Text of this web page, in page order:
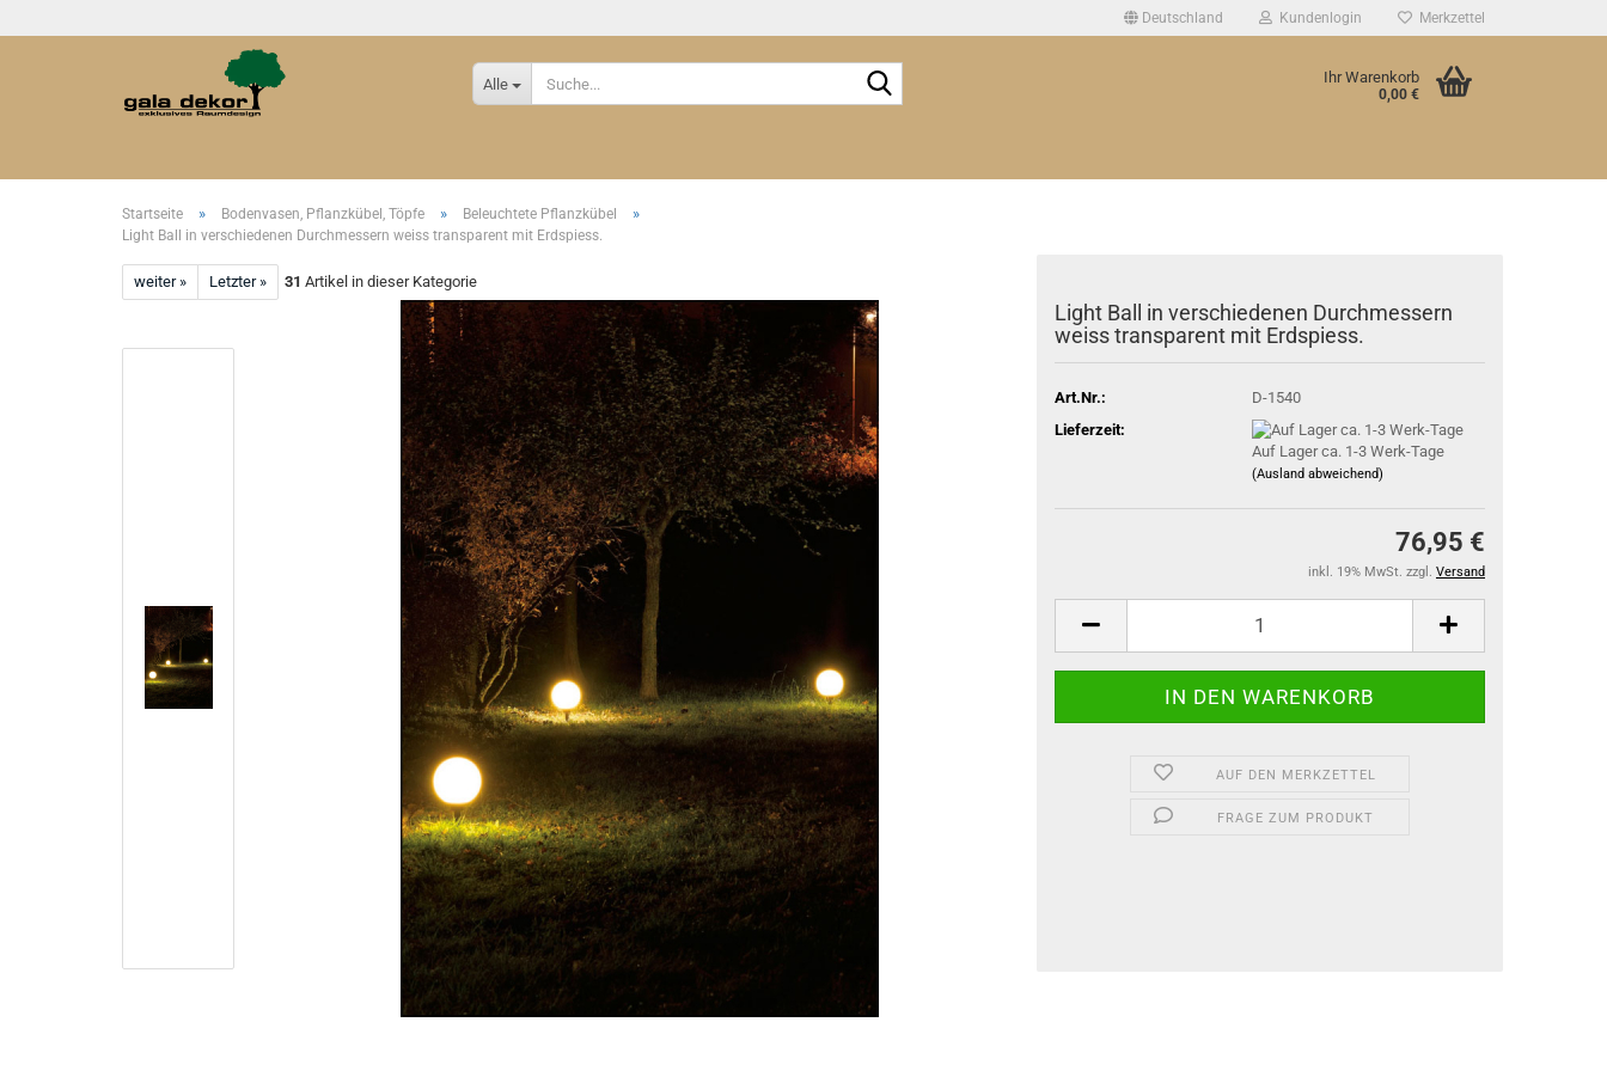
Deutschland Kundenlogin Merkzettel
Alle Ihr Warenkorb
0,00 €
Startseite » Bodenvasen, Pflanzkübel, Töpfe » Beleuchtete Pflanzkübel »
Light Ball in verschiedenen Durchmessern weiss transparent mit Erdspiess.
weiter » Letzter » 31 Artikel in dieser Kategorie
Light Ball in verschiedenen Durchmessern
weiss transparent mit Erdspiess.
Art.Nr.:
D-1540
Lieferzeit:
Auf Lager ca. 1-3 Werk-Tage
(Ausland abweichend)
76,95 €
inkl. 19% MwSt. zzgl. Versand
AUF DEN MERKZETTEL
FRAGE ZUM PRODUKT